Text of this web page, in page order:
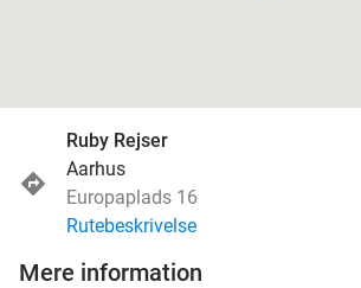
Ruby Rejser
Aarhus
Europaplads 16
Rutebeskrivelse
Mere information